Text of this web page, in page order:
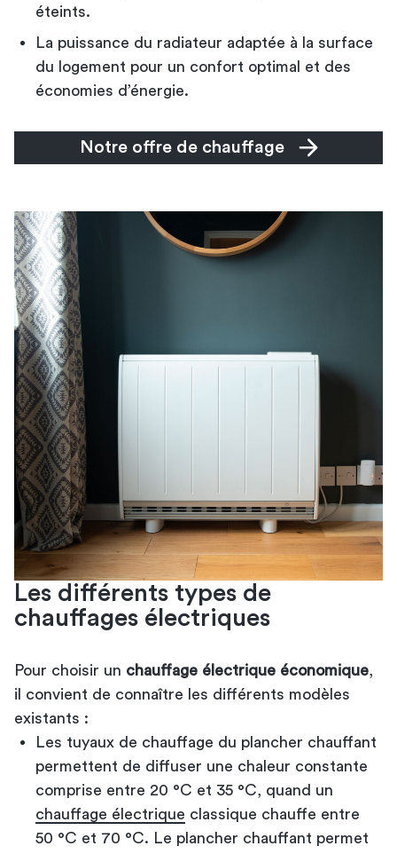
éteints.
La puissance du radiateur adaptée à la surface
du logement pour un confort optimal et des
économies d’énergie.
Notre offre de chauffage
Les différents types de
chauffages électriques
Pour choisir un chauffage électrique économique
il convient de connaître les différents modèles
existants :
Les tuyaux de chauffage du plancher chauffant
permettent de diffuser une chaleur constante
comprise entre 20 °C et 35 °C, quand un
chauffage électrique classique chauffe entre
50 °C et 70 °C. Le plancher chauffant permet